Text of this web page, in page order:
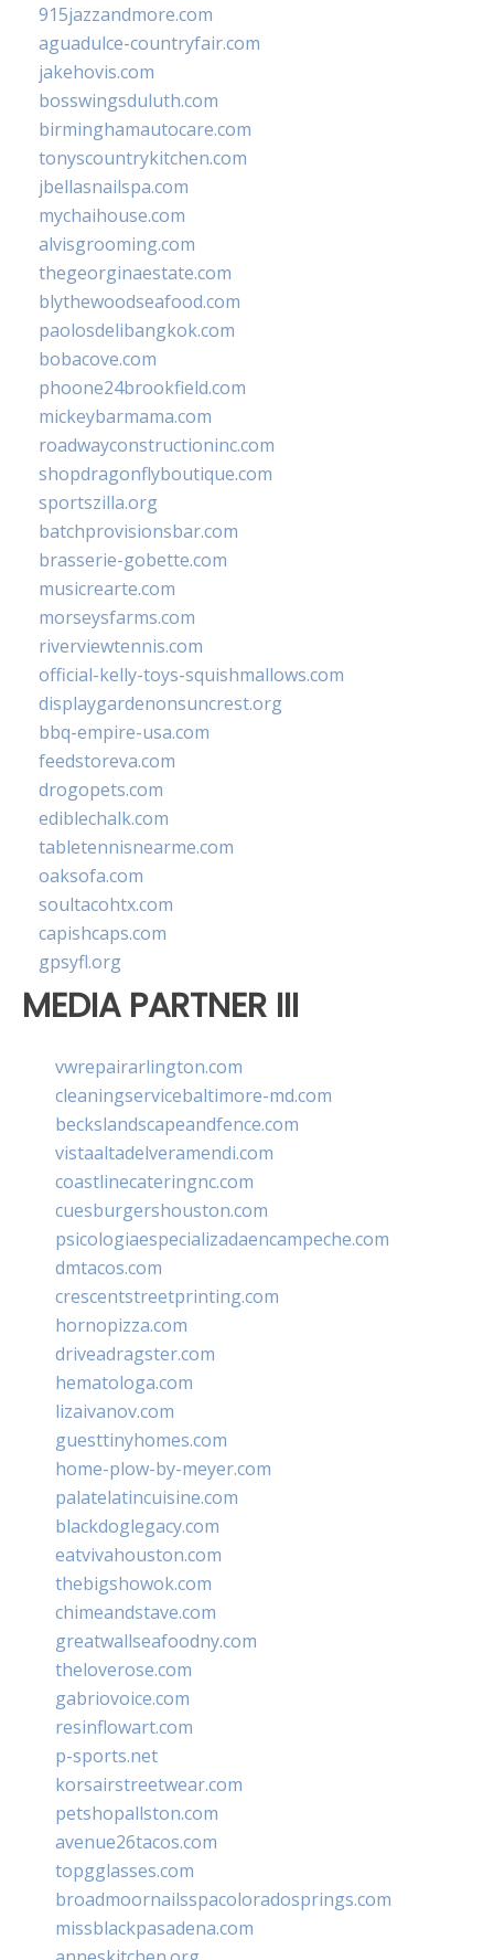
915jazzandmore.com
aguadulce-countryfair.com
jakehovis.com
bosswingsduluth.com
birminghamautocare.com
tonyscountrykitchen.com
jbellasnailspa.com
mychaihouse.com
alvisgrooming.com
thegeorginaestate.com
blythewoodseafood.com
paolosdelibangkok.com
bobacove.com
phoone24brookfield.com
mickeybarmama.com
roadwayconstructioninc.com
shopdragonflyboutique.com
sportszilla.org
batchprovisionsbar.com
brasserie-gobette.com
musicrearte.com
morseysfarms.com
riverviewtennis.com
official-kelly-toys-squishmallows.com
displaygardenonsuncrest.org
bbq-empire-usa.com
feedstoreva.com
drogopets.com
ediblechalk.com
tabletennisnearme.com
oaksofa.com
soultacohtx.com
capishcaps.com
gpsyfl.org
MEDIA PARTNER III
vwrepairarlington.com
cleaningservicebaltimore-md.com
beckslandscapeandfence.com
vistaaltadelveramendi.com
coastlinecateringnc.com
cuesburgershouston.com
psicologiaespecializadaencampeche.com
dmtacos.com
crescentstreetprinting.com
hornopizza.com
driveadragster.com
hematologa.com
lizaivanov.com
guesttinyhomes.com
home-plow-by-meyer.com
palatelatincuisine.com
blackdoglegacy.com
eatvivahouston.com
thebigshowok.com
chimeandstave.com
greatwallseafoodny.com
theloverose.com
gabriovoice.com
resinflowart.com
p-sports.net
korsairstreetwear.com
petshopallston.com
avenue26tacos.com
topgglasses.com
broadmoornailsspacoloradosprings.com
missblackpasadena.com